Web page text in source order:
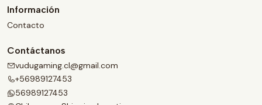
Información
Contacto
Contáctanos
vudugaming.cl@gmail.com
+56989127453
56989127453